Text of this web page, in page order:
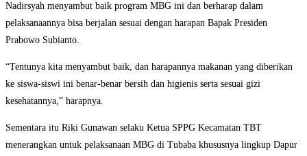
Nadirsyah menyambut baik program MBG ini dan berharap dalam
pelaksanaannya bisa berjalan sesuai dengan harapan Bapak Presiden
Prabowo Subianto.
“Tentunya kita menyambut baik, dan harapannya makanan yang diberikan
ke siswa-siswi ini benar-benar bersih dan higienis serta sesuai gizi
kesehatannya,” harapnya.
Sementara itu Riki Gunawan selaku Ketua SPPG Kecamatan TBT
menerangkan untuk pelaksanaan MBG di Tubaba khususnya lingkup Dapur